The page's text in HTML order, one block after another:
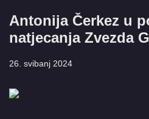
Antonija Čerkez u
natjecanja Zvezda
26. svibanj 2024